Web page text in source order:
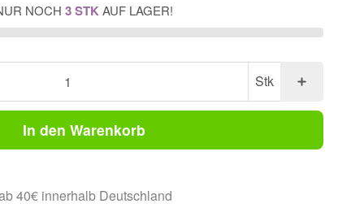
NOCH 3 STK AUF LAGER!
Stk
In den Warenkorb
40€ innerhalb Deutschland